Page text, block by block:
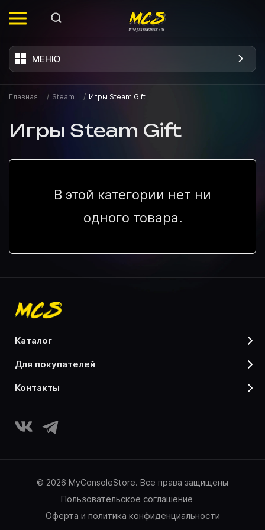
МЕНЮ
Главная / Steam / Игры Steam Gift
Игры Steam Gift
В этой категории нет ни
одного товара.
каталог
для покупателей
контакты
© 2026 MyConsoleStore. Все права защищены
Пользовательское соглашение
Оферта и политика конфиденциальности